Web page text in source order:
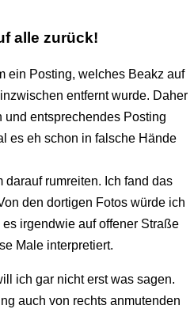
alle zurück!
ein Posting, welches Beakz auf
entfernt wurde. Daher
entsprechendes Posting
es eh schon in falsche Hände
rumreiten. Ich fand das
den dortigen Fotos würde ich
irgendwie auf offener Straße
Male interpretiert.
ich gar nicht erst was sagen.
auch von rechts anmutenden